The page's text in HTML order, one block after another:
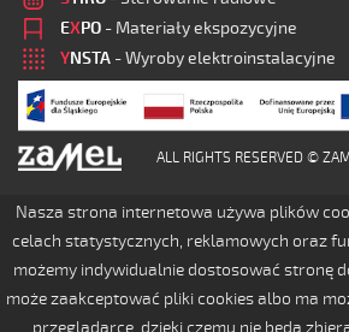
EXPO - Materiały ekspozycyjne
YNSTA - Wyroby elektroinstalacyjne
ALL RIGHTS RESERVED ©
Nasza strona internetowa używa plików
celach statystycznych, reklamowych oraz
możemy indywidualnie dostosować stronę
może zaakceptować pliki cookies albo ma
przeglądarce, dzięki czemu nie będą